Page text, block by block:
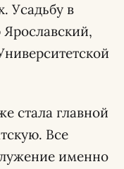
Усадьбу в
стала главной
Все
именно